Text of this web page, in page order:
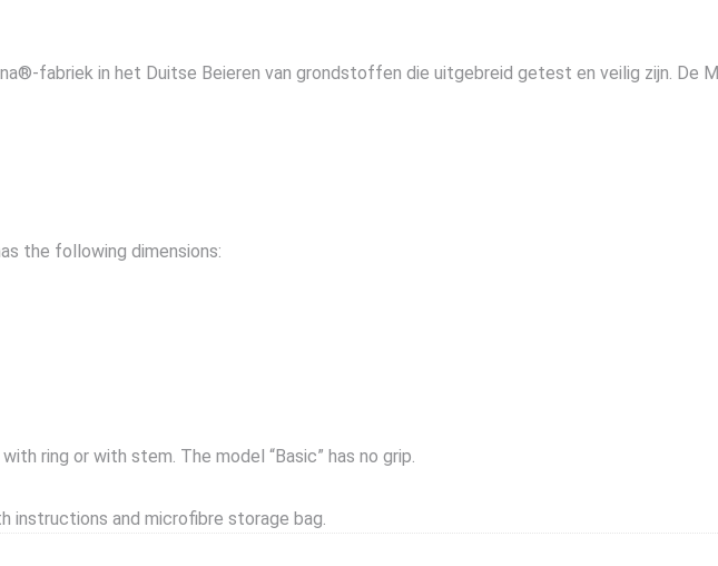
fabriek in het Duitse Beieren van grondstoffen die uitgebreid getest en veilig zijn. De
the following dimensions:
ring or with stem. The model “Basic” has no grip.
instructions and microfibre storage bag.